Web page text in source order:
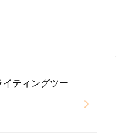
イティングツー